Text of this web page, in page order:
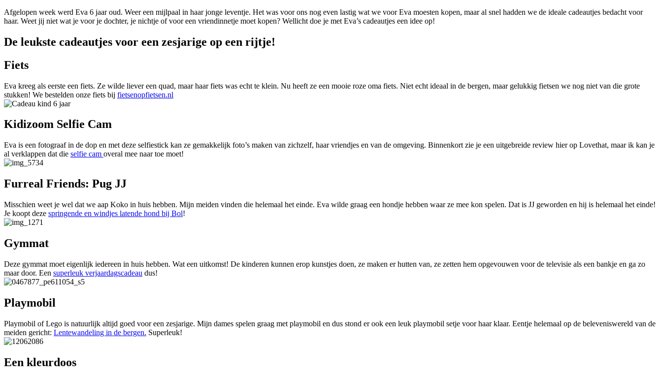
Afgelopen week werd Eva 6 jaar oud. Weer een mijlpaal in haar jonge leventje. Het was voor ons nog even lastig wat we voor Eva moesten kopen, maar al snel hadden we de ideale cadeautjes bedacht voor
haar. Weet jij niet wat je voor je dochter, je nichtje of voor een vriendinnetje moet kopen? Wellicht doe je met Eva’s cadeautjes een idee op!
De leukste cadeautjes voor een zesjarige op een rijtje!
Fiets
Eva kreeg als eerste een fiets. Ze wilde liever een quad, maar haar fiets was echt te klein. Nu heeft ze een mooie roze oma fiets. Niet echt ideaal in de bergen, maar gelukkig fietsen we nog niet van die grote
stukken! We bestelden onze fiets bij fietsenopfietsen.nl
Kidizoom Selfie Cam
Eva is een fotograaf in de dop en met deze selfiestick kan ze gemakkelijk foto’s maken van zichzelf, haar vriendjes en van de omgeving. Binnenkort zie je een uitgebreide review hier op Lovethat, maar ik kan je
al verklappen dat die selfie cam overal mee naar toe moet!
Furreal Friends: Pug JJ
Misschien weet je wel dat we aap Koko in huis hebben. Mijn meiden vinden die helemaal het einde. Eva wilde graag een hondje hebben waar ze mee kon spelen. Dat is JJ geworden en hij is helemaal het einde!
Je koopt deze springende en windjes latende hond bij Bol!
Gymmat
Deze gymmat moet eigenlijk iedereen in huis hebben. Wat een uitkomst! De kinderen kunnen erop kunstjes doen, ze maken er hutten van, ze zetten hem opgevouwen voor de televisie als een bankje en ga zo
maar door. Een superleuk verjaardagscadeau dus!
Playmobil
Playmobil of Lego is natuurlijk altijd goed voor een zesjarige. Mijn dames spelen graag met playmobil en dus stond er ook een leuk playmobil setje voor haar klaar. Eentje helemaal op de beleveniswereld van de
meiden gericht: Lentewandeling in de bergen. Superleuk!
Een kleurdoos